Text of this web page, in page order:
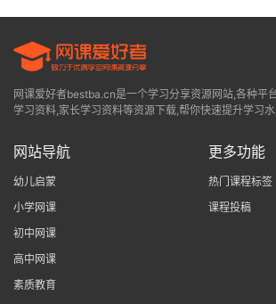
网课爱好者bestba.cn是一个学习分享资源网站,各种平
学习资料,家长学习资料等资源下载,帮你快速提升学习
网站导航
幼儿启蒙
小学网课
初中网课
高中网课
素质教育
更多功能
热门课程标签
课程投稿